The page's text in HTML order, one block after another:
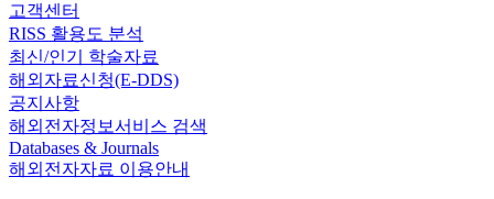
고객센터
RISS 활용도 분석
최신/인기 학술자료
해외자료신청(E-DDS)
공지사항
해외전자정보서비스 검색
Databases & Journals
해외전자자료 이용안내